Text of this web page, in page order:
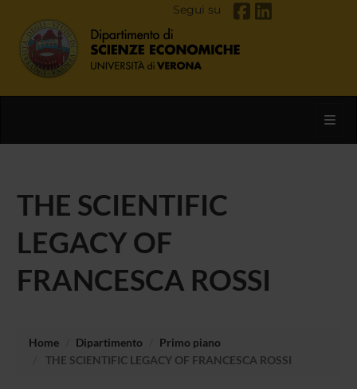
Segui su
THE SCIENTIFIC
LEGACY OF
FRANCESCA ROSSI
Home Dipartimento
Primo piano
THE SCIENTIFIC LEGACY OF FRANCESCA ROSSI